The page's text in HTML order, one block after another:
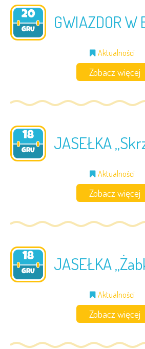
20
GRU
2024 GWIAZDOR W
Aktualności
Zobacz więcej
18
GRU
2024 JASEŁKA
Aktualności
Zobacz więcej
18
GRU
2024 JASEŁKA
Aktualności
Zobacz więcej